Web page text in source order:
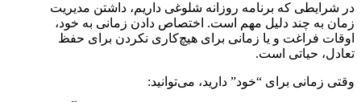
در شرایطی که برنامه روزانه شلوغی داریم، داشتن مدیریت
زمان به چند دلیل مهم است. اختصاص دادن زمانی به خود،
اوقات فراغت و یا زمانی برای هیچ‌کاری نکردن برای حفظ
تعادل، حیاتی است.
وقتی زمانی برای “خود” دارید، می‌توانید: